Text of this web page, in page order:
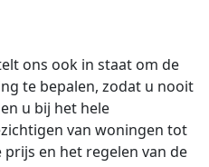
ons ook in staat om de
te bepalen, zodat u nooit
u bij het hele
van woningen tot
en het regelen van de